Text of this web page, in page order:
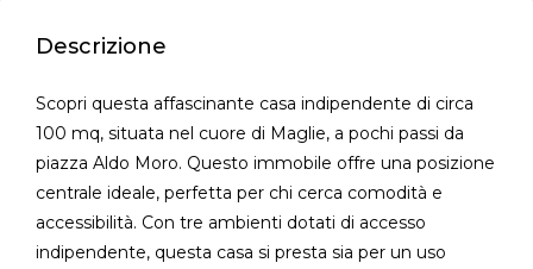
Descrizione
Scopri questa affascinante casa indipendente di circa
100 mq, situata nel cuore di Maglie, a pochi passi da
piazza Aldo Moro. Questo immobile offre una posizione
centrale ideale, perfetta per chi cerca comodità e
accessibilità. Con tre ambienti dotati di accesso
indipendente, questa casa si presta sia per un uso